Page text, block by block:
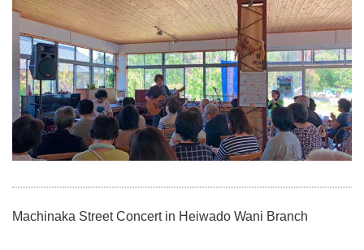
Machinaka Street Concert in Heiwado Wani Branch